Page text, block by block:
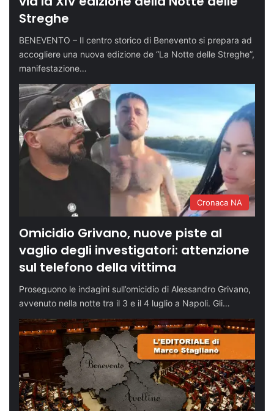
Streghe
BENEVENTO – Il centro storico di Benevento si prepara ad
accogliere una nuova edizione de “La Notte delle Streghe”,
manifestazione…
Cronaca NA
Omicidio Grivano, nuove piste al
vaglio degli investigatori: attenzione
sul telefono della vittima
Proseguono le indagini sull’omicidio di Alessandro Grivano,
avvenuto nella notte tra il 3 e il 4 luglio a Napoli. Gli…